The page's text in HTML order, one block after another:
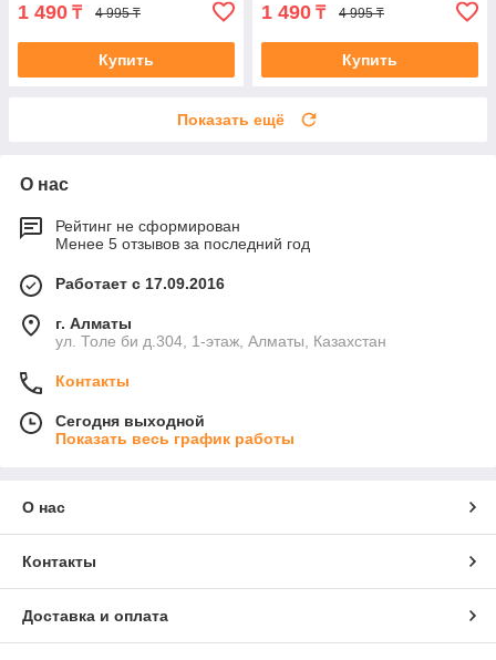
1 490 ₸ 4 995 ₸
Купить
1 490 ₸ 4 995 ₸
Купить
Показать ещё
О нас
Рейтинг не сформирован
Менее 5 отзывов за последний год
Работает с 17.09.2016
г. Алматы
ул. Толе би д.304, 1-этаж, Алматы, Казахстан
Контакты
Сегодня выходной
Показать весь график работы
О нас
Контакты
Доставка и оплата